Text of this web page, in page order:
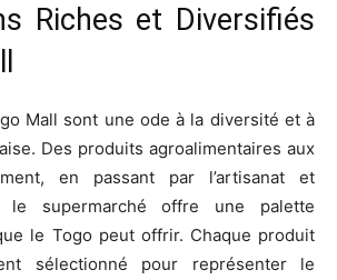
Riches et Diversifiés
Mall sont une ode à la diversité et à
Des produits agroalimentaires aux
en passant par l’artisanat et
le supermarché offre une palette
le Togo peut offrir. Chaque produit
sélectionné pour représenter le